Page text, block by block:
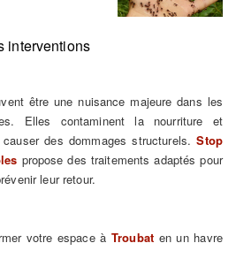
interventions
être une nuisance majeure dans les
Elles contaminent la nourriture et
des dommages structurels.Stop
propose des traitements adaptés pour
leur retour.
votre espace àTroubat en un havre